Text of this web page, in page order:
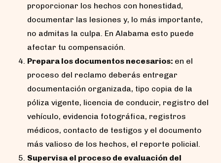
proporcionar los hechos con honestidad,
documentar las lesiones y, lo más importante,
no admitas la culpa. En Alabama esto puede
afectar tu compensación.
Prepara los documentos necesarios: en el
proceso del reclamo deberás entregar
documentación organizada, tipo copia de la
póliza vigente, licencia de conducir, registro del
vehículo, evidencia fotográfica, registros
médicos, contacto de testigos y el documento
más valioso de los hechos, el reporte policial.
Supervisa el proceso de evaluación del